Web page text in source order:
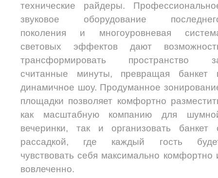
технические райдеры.
звуковое оборудование
поколения и многоуровневая
световых эффектов дают
трансформировать пространство
считанные минуты, превращая банкет
динамичное шоу. Продуманное
площадки позволяет комфортно
как масштабную компанию для
вечеринки, так и организовать банкет
рассадкой, где каждый гость
чувствовать себя максимально комфортно
вовлеченно.